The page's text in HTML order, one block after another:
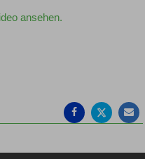
ansehen.
teilen
teilen